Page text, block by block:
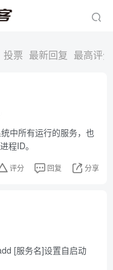
投票 最新回复 最高评分
中所有运行的服务，也
程ID。
评分 回复 分享
[服务名]设置自启动